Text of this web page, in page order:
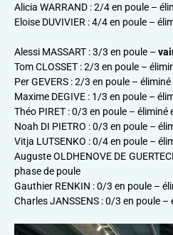
Alicia WARRAND : 2/4 en poule –
Eloise DUVIVIER : 4/4 en poule –
Alessi MASSART : 3/3 en poule –
Tom CLOSSET : 2/3 en poule –
Per GEVERS : 2/3 en poule –
Maxime DEGIVE : 1/3 en poule –
Théo PIRET : 0/3 en poule – éliminé
Noah DI PIETRO : 0/3 en poule –
Vitja LUTSENKO : 0/4 en poule –
Auguste OLDHENOVE DE
phase de poule
Gauthier RENKIN : 0/3 en poule –
Charles JANSSENS : 0/3 en poule